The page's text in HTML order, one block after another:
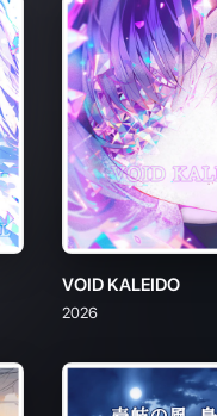
VOID KALEIDO
2026